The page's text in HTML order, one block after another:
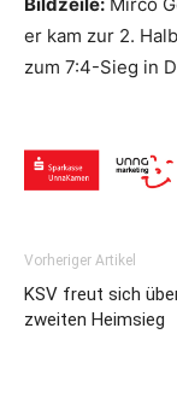
Bildzeile: Mirco
er kam zur 2.
zum 7:4-Sieg in
Vorheriger Artikel
KSV freut sich
zweiten Heimsieg